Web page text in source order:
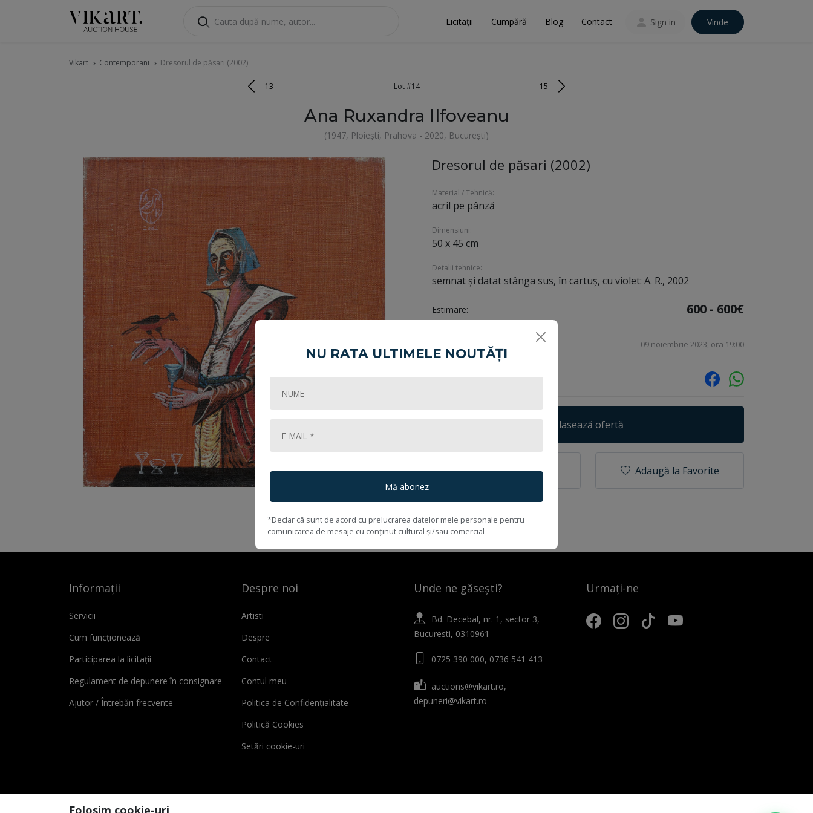
Licitații Cumpără Blog Contact Sign in Vinde
Vikart Contemporani Dresorul de păsari (2002)
13 Lot #14 15
Ana Ruxandra Ilfoveanu
(1947, Ploiești, Prahova - 2020, București)
Dresorul de păsari (2002)
Material / Tehnică:
acril pe pânză
Dimensiuni:
50 x 45 cm
Detalii tehnice:
semnat și datat stânga sus, în cartuș, cu violet: A. R., 2002
Estimare: 600 - 600€
09 noiembrie 2023, ora 19:00
Plasează ofertă
Cum cumpăr? Adaugă la Favorite
Informații
Servicii
Cum funcționează
Participarea la licitații
Regulament de depunere în consignare
Ajutor / Întrebări frecvente
Despre noi
Artisti
Despre
Contact
Contul meu
Politica de Confidențialitate
Politică Cookies
Setări cookie-uri
Unde ne găsești?
Bd. Decebal, nr. 1, sector 3,
Bucuresti, 0310961
0725 390 000, 0736 541 413
auctions@vikart.ro,
depuneri@vikart.ro
Urmați-ne
Folosim cookie-uri
NU RATA ULTIMELE NOUTĂȚI
Mă abonez
*Declar că sunt de acord cu prelucrarea datelor mele personale pentru
comunicarea de mesaje cu conținut cultural și/sau comercial